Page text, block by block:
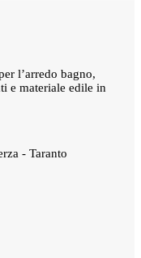
l’arredo bagno,
e materiale edile in
- Taranto